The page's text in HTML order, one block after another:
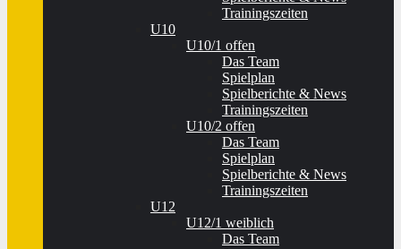
Trainingszeiten
U10
U10/1 offen
Das Team
Spielplan
Spielberichte & News
Trainingszeiten
U10/2 offen
Das Team
Spielplan
Spielberichte & News
Trainingszeiten
U12
U12/1 weiblich
Das Team